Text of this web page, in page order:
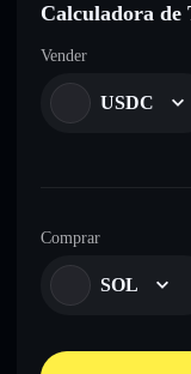
Calculadora de
Vender
USDC
Comprar
SOL